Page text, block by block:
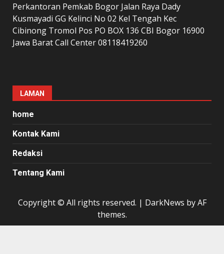
Perkantoran Pemkab Bogor Jalan Raya Dady
Kusmayadi GG Kelinci No 02 Kel Tengah Kec
Cibinong Tromol Pos PO BOX 136 CBI Bogor 16900
Jawa Barat Call Center 08118419260
LAMAN
home
Kontak Kami
Redaksi
Tentang Kami
Copyright © All rights reserved. | DarkNews by AF
themes.